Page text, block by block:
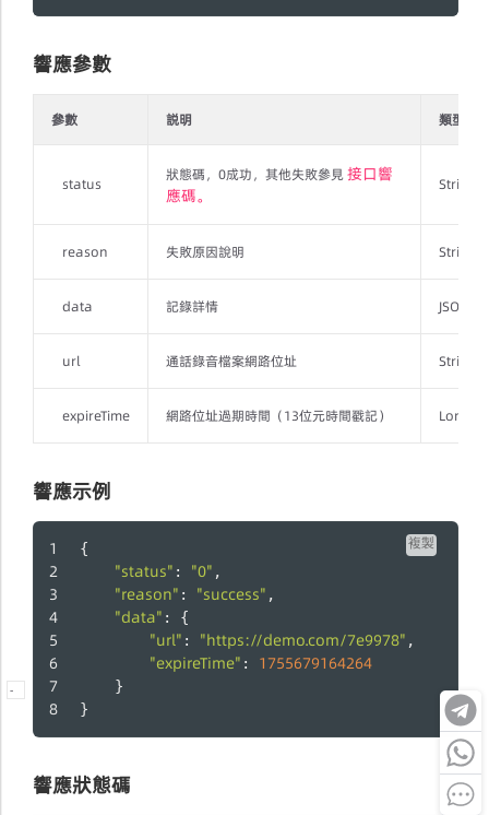
響應參數
參數 説明 類型
status
狀態碼，0成功，其他失敗參見接口響
應碼。
String
reason 失敗原因說明 String
data 記錄詳情
-
url 通話錄音檔案網路位址 String
expireTime 網路位址過期時間（13位元時間戳記） Long
響應示例
複製
{
"status" : "0" ,
"reason" : "success" ,
"data" : {
"url" : "https://demo.com/7e9978" ,
"expireTime" : 1755679164264
	}
}
響應狀態碼